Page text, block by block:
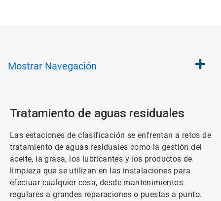
Mostrar Navegación
Tratamiento de aguas residuales
Las estaciones de clasificación se enfrentan a retos de
tratamiento de aguas residuales como la gestión del
aceite, la grasa, los lubricantes y los productos de
limpieza que se utilizan en las instalaciones para
efectuar cualquier cosa, desde mantenimientos
regulares a grandes reparaciones o puestas a punto.